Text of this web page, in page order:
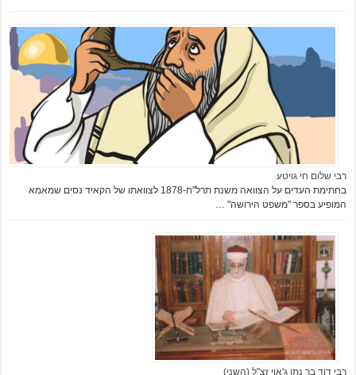
רבי שלום חי גויטע
בחתימת העדים על הצוואה משנת תרל"ח-1878 לצוואתו של הקאיד נסים שמאמא
המופיע בספר "משפט הירושה" …
רבי דוד בר נתן ג'אוי זצ"ל (השני)